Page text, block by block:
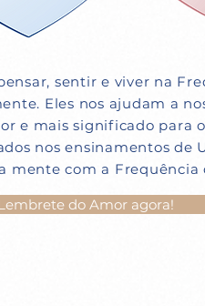
sentir e viver na
Eles nos ajudam a
e mais significado para
nos ensinamentos de
mente com a Frequência
do Amor agora!